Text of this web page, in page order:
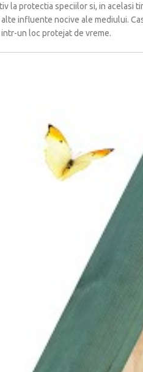
la protectia speciilor si, in acelasi
influente nocive ale mediului.
un loc protejat de vreme.